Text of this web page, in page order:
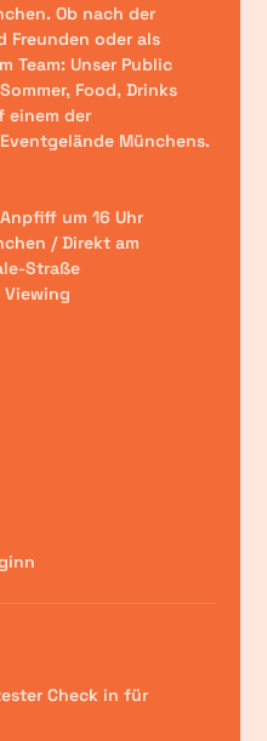
Ob nach der
Freunden oder als
Team: Unser Public
Food, Drinks
einem der
Münchens.
um 16 Uhr
/ Direkt am
Straße
Viewing
Check in für